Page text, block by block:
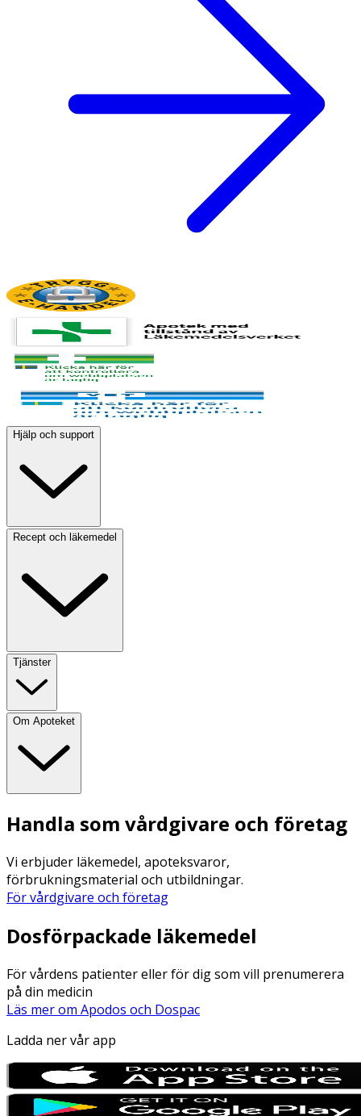
Hjälp och support
Recept och läkemedel
Tjänster
Om Apoteket
Handla som vårdgivare och företag
Vi erbjuder läkemedel, apoteksvaror,
förbrukningsmaterial och utbildningar.
För vårdgivare och företag
Dosförpackade läkemedel
För vårdens patienter eller för dig som vill prenumerera
på din medicin
Läs mer om Apodos och Dospac
Ladda ner vår app